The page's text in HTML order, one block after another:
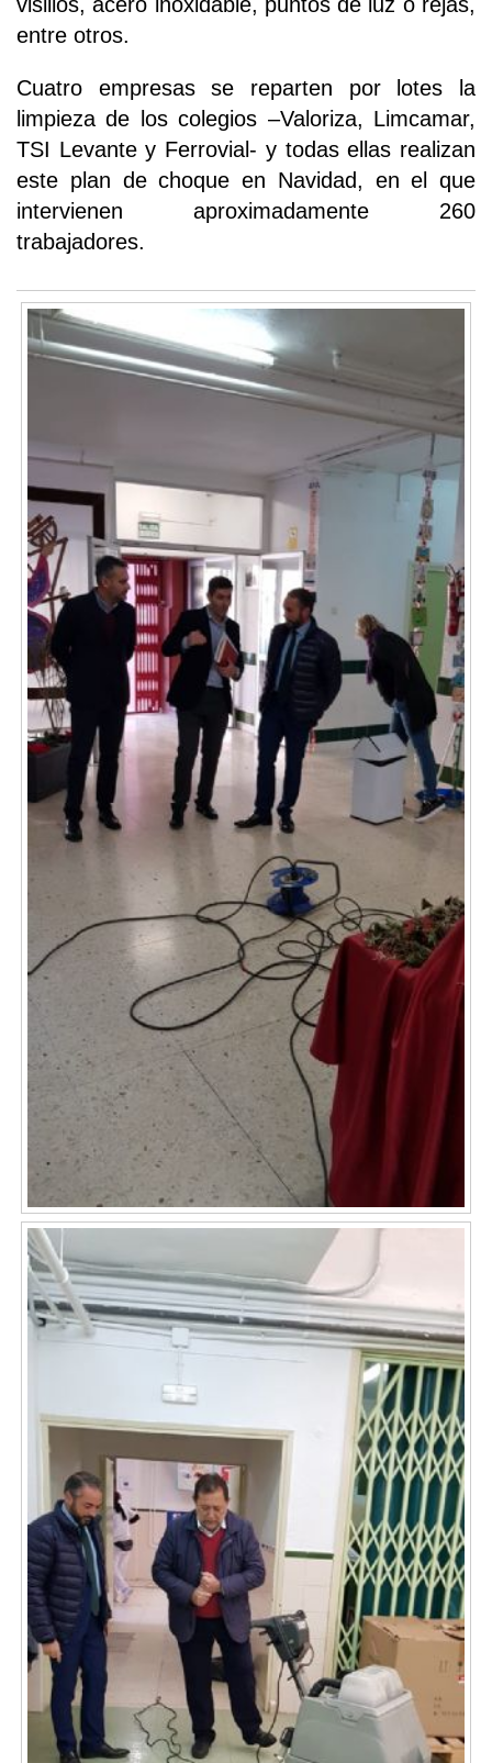
entre otros.
Cuatro empresas se reparten por lotes la
limpieza de los colegios –Valoriza, Limcamar,
TSI Levante y Ferrovial- y todas ellas realizan
este plan de choque en Navidad, en el que
intervienen aproximadamente 260
trabajadores.